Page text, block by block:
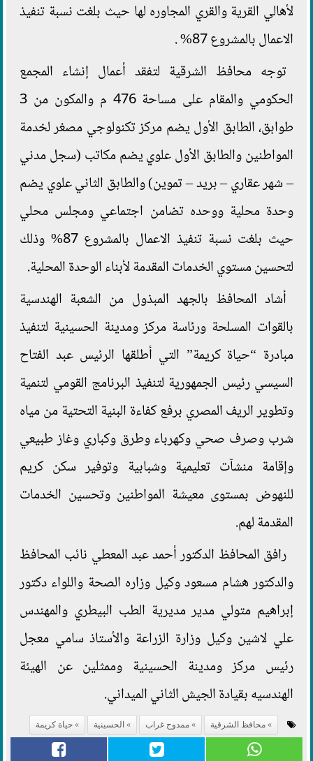
لأهالي القرية والقري المجاوره لها حيث بلغت نسبة تنفيذ
الاعمال بالمشروع 87% .
توجه محافظ الشرقية لتفقد أعمال إنشاء المجمع
الحكومي والمقام على مساحة 476 م والمكون من 3
طوابق، الطابق الأول يضم مركز تكنولوجي مصغر لخدمة
المواطنين والطابق الأول علوي يضم مكاتب (سجل مدني
– شهر عقاري – بريد – تموين) والطابق الثاني علوي يضم
وحدة محلية ووحده تضامن اجتماعي ومجلس محلي
حيث بلغت نسبة تنفيذ الاعمال بالمشروع 87% وذلك
لتحسين مستوي الخدمات المقدمة لأبناء الوحدة المحلية.
أشاد المحافظ بالجهد المبذول من الشعبة الهندسية
بالقوات المسلحة ورئاسة مركز ومدينة الحسينية لتنفيذ
مبادرة “حياة كريمة” التي أطلقها الرئيس عبد الفتاح
السيسي رئيس الجمهورية لتنفيذ البرنامج القومي لتنمية
وتطوير الريف المصري برفع كفاءة البنية التحتية من مياه
شرب وصرف صحي وكهرباء وطرق وكباري وغاز طبيعي
وإقامة منشآت تعليمية وشبابية وتوفير سكن كريم
للنهوض بمستوى معيشة المواطنين وتحسين الخدمات
المقدمة لهم.
رافق المحافظ الدكتور أحمد عبد المعطي نائب المحافظ
والدكتور هشام مسعود وكيل وزاره الصحة واللواء دكتور
إبراهيم متولي مدير مديرية الطب البيطري والمهندس
علي لاشين وكيل وزارة الزراعة والأستاذ سامي معجل
رئيس مركز ومدينة الحسينية وممثلين عن الهيئة
الهندسيه بقيادة الجيش الثاني الميداني.
محافظ الشرقية ممدوح غراب الحسينية حياة كريمة